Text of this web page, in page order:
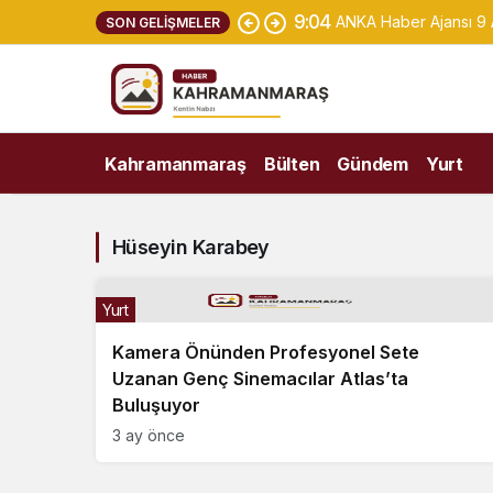
SON GELIŞMELER 9:04 ANKA Haber Ajansı
Kahramanmaraş Bülten Gündem Yurt
Hüseyin Karabey
Kamera Önünden Profesyonel Sete
Uzanan Genç Sinemacılar Atlas’ta
Buluşuyor
Yurt
3 ay önce